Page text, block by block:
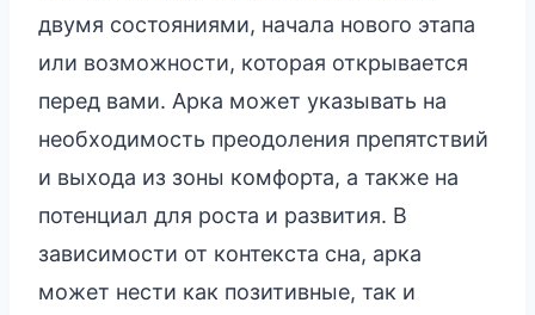
двумя состояниями, начала нового этапа
или возможности, которая открывается
перед вами. Арка может указывать на
необходимость преодоления препятствий
и выхода из зоны комфорта, а также на
потенциал для роста и развития. В
зависимости от контекста сна, арка
может нести как позитивные, так и